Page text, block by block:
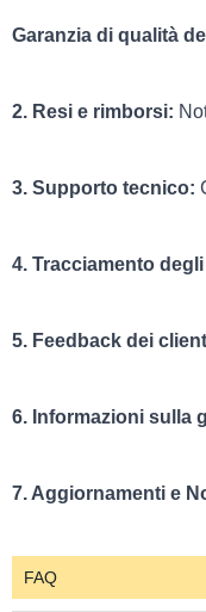
Garanzia di qualità
2. Resi e rimborsi:
3. Supporto tecnico:
4. Tracciamento
5. Feedback dei
6. Informazioni sulla
7. Aggiornamenti e
FAQ